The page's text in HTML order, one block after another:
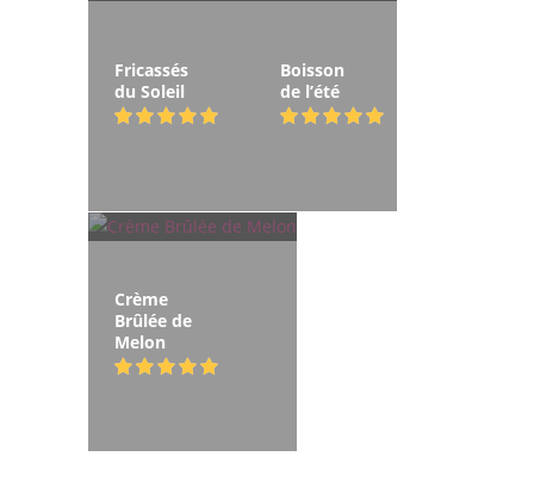
Fricassés
du Soleil
Boisson
de l’été
Crème
Brûlée de
Melon